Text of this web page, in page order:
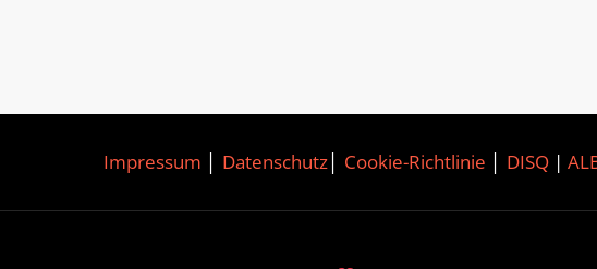
Impressum Datenschutz│ Cookie-Richtlinie DISQ|